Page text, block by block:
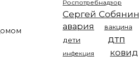
Роспотребнадзор
Сергей Собянин
авария вакцина
дети дтп
инфекция ковид